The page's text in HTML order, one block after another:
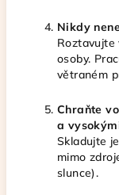
Nikdy
Roztavujte
osoby.
větraném
Chraňte
a
Skladujte
mimo
slunce).